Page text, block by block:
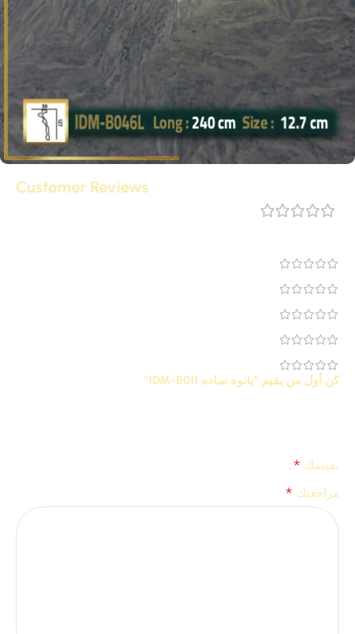
Customer Reviews
كن أول من يقيم “بانوه ساده IDM-B011”
تقييمك *
مراجعتك *